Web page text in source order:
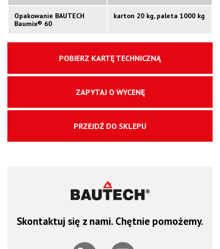
Opakowanie BAUTECH
Baumix® 60
karton 20 kg, paleta 1000 kg
POBIERZ KARTĘ TECHNICZNĄ
ZAPYTAJ O WYCENĘ
PRZEJDŹ DO SKLEPU
Skontaktuj się z nami. Chętnie pomożemy.